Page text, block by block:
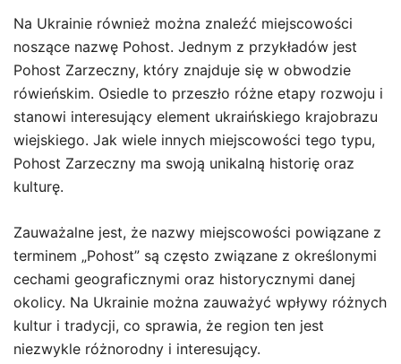
Na Ukrainie również można znaleźć miejscowości
noszące nazwę Pohost. Jednym z przykładów jest
Pohost Zarzeczny, który znajduje się w obwodzie
rówieńskim. Osiedle to przeszło różne etapy rozwoju i
stanowi interesujący element ukraińskiego krajobrazu
wiejskiego. Jak wiele innych miejscowości tego typu,
Pohost Zarzeczny ma swoją unikalną historię oraz
kulturę.
Zauważalne jest, że nazwy miejscowości powiązane z
terminem „Pohost” są często związane z określonymi
cechami geograficznymi oraz historycznymi danej
okolicy. Na Ukrainie można zauważyć wpływy różnych
kultur i tradycji, co sprawia, że region ten jest
niezwykle różnorodny i interesujący.